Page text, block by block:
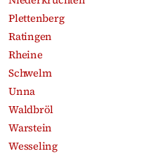
Plettenberg
Ratingen
Rheine
Schwelm
Unna
Waldbröl
Warstein
Wesseling